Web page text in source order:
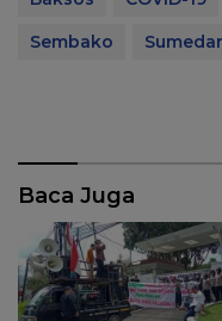
Sembako
Baca Juga